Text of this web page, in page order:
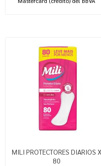
MILI PROTECTORES DIARIOS X
80